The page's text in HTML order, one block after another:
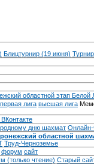
Блицтурнир (19 июня)
областной этап Белой
первая лига высшая лига
дню шахмат Онлайн-
областной
Труд-Черноземье
форум сайт
(только чтение) Старый